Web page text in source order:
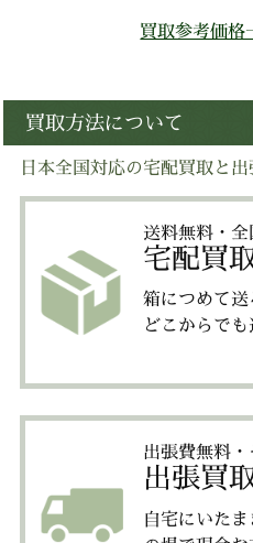
買取参考価格
買取方法について
日本全国対応の宅配買取と
送料無料・
宅配買
箱につめて
どこからでも
出張費無料
出張買
自宅にいた